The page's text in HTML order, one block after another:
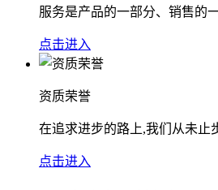
服务是产品的一部分、销售的
点击进入
资质荣誉
在追求进步的路上,我们从未止
点击进入